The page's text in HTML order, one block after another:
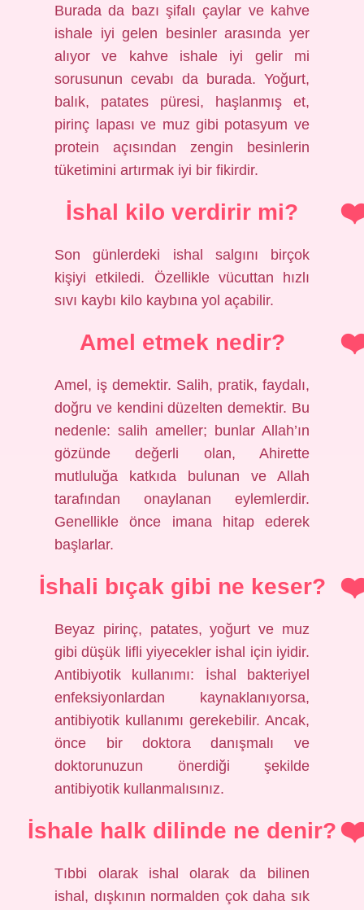
Burada da bazı şifalı çaylar ve kahve
ishale iyi gelen besinler arasında yer
alıyor ve kahve ishale iyi gelir mi
sorusunun cevabı da burada. Yoğurt,
balık, patates püresi, haşlanmış et,
pirinç lapası ve muz gibi potasyum ve
protein açısından zengin besinlerin
tüketimini artırmak iyi bir fikirdir.
İshal kilo verdirir mi?
Son günlerdeki ishal salgını birçok
kişiyi etkiledi. Özellikle vücuttan hızlı
sıvı kaybı kilo kaybına yol açabilir.
Amel etmek nedir?
Amel, iş demektir. Salih, pratik, faydalı,
doğru ve kendini düzelten demektir. Bu
nedenle: salih ameller; bunlar Allah’ın
gözünde değerli olan, Ahirette
mutluluğa katkıda bulunan ve Allah
tarafından onaylanan eylemlerdir.
Genellikle önce imana hitap ederek
başlarlar.
İshali bıçak gibi ne keser?
Beyaz pirinç, patates, yoğurt ve muz
gibi düşük lifli yiyecekler ishal için iyidir.
Antibiyotik kullanımı: İshal bakteriyel
enfeksiyonlardan kaynaklanıyorsa,
antibiyotik kullanımı gerekebilir. Ancak,
önce bir doktora danışmalı ve
doktorunuzun önerdiği şekilde
antibiyotik kullanmalısınız.
İshale halk dilinde ne denir?
Tıbbi olarak ishal olarak da bilinen
ishal, dışkının normalden çok daha sık